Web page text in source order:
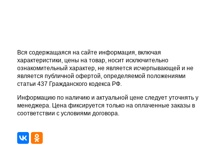
Вся содержащаяся на сайте информация, включая
характеристики, цены на товар, носит исключительно
ознакомительный характер, не является исчерпывающей и не
является публичной офертой, определяемой положениями
статьи 437 Гражданского кодекса РФ.
Информацию по наличию и актуальной цене следует уточнять у
менеджера. Цена фиксируется только на оплаченные заказы в
соответствии с условиями договора.